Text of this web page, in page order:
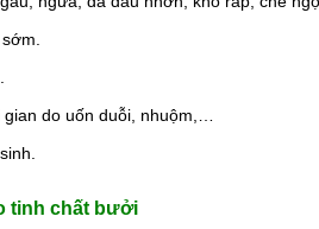
gian do uốn duỗi, nhuộm,…
tinh chất bưởi